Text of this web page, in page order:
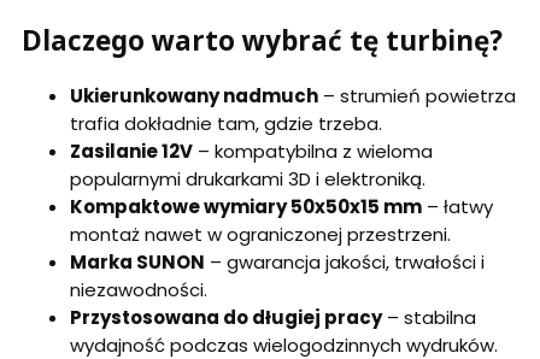
Dlaczego warto wybrać tę turbinę?
Ukierunkowany nadmuch – strumień powietrza
trafia dokładnie tam, gdzie trzeba.
Zasilanie 12V – kompatybilna z wieloma
popularnymi drukarkami 3D i elektroniką.
Kompaktowe wymiary 50x50x15 mm – łatwy
montaż nawet w ograniczonej przestrzeni.
Marka SUNON – gwarancja jakości, trwałości i
niezawodności.
Przystosowana do długiej pracy– stabilna
wydajność podczas wielogodzinnych wydruków.